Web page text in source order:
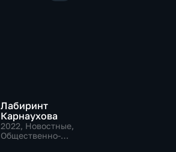
Лабиринт
Карнаухова
2022, Новостные,
Общественно-